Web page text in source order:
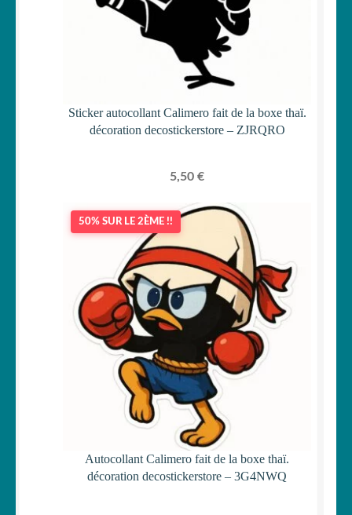
Sticker autocollant Calimero fait de la boxe thaï.
décoration decostickerstore – ZJRQRO
5,50 €
50% SUR LE 2ÈME !!
Autocollant Calimero fait de la boxe thaï.
décoration decostickerstore – 3G4NWQ